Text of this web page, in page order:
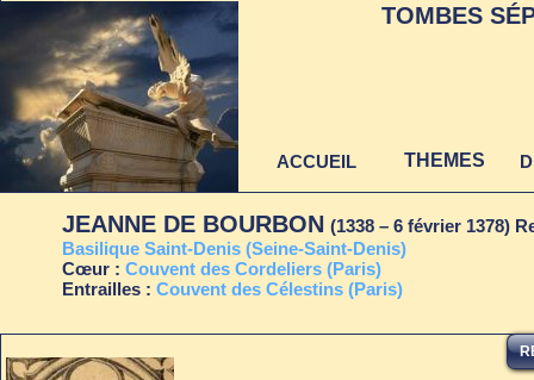
JEANNE DE BOURBON (1338 – 6 février 1378)
Basilique Saint-Denis (Seine-Saint-Denis)
Cœur : Couvent des Cordeliers (Paris)
Entrailles : Couvent des Célestins (Paris)
au 22 juin 2021
TOMBES
ACCUEIL THEMES